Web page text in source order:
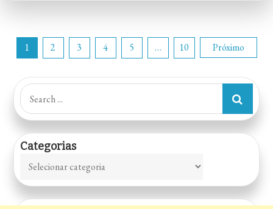
Paginação
de
posts
1 2 3 4 5 … 10 Próximo
Search
for:
Categorias
Categorias